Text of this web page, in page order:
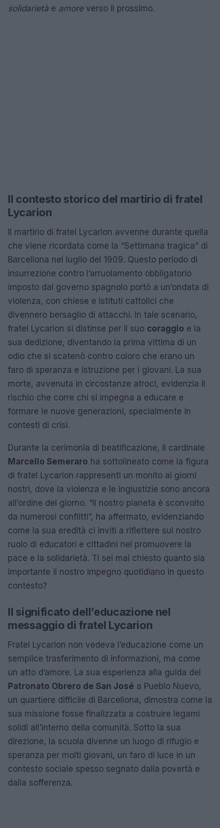
solidarietà e amoreverso il prossimo.
Il contesto storico del martirio di fratel
Lycarion
Il martirio di fratel Lycarion avvenne durante quella
che viene ricordata come la “Settimana tragica” di
Barcellona nel luglio del 1909. Questo periodo di
insurrezione contro l’arruolamento obbligatorio
imposto dal governo spagnolo portò a un’ondata di
violenza, con chiese e istituti cattolici che
divennero bersaglio di attacchi. In tale scenario,
fratel Lycarion si distinse per il suo coraggio e la
sua dedizione, diventando la prima vittima di un
odio che si scatenò contro coloro che erano un
faro di speranza e istruzione per i giovani. La sua
morte, avvenuta in circostanze atroci, evidenzia il
rischio che corre chi si impegna a educare e
formare le nuove generazioni, specialmente in
contesti di crisi.
Durante la cerimonia di beatificazione, il cardinale
Marcello Semeraro ha sottolineato come la figura
di fratel Lycarion rappresenti un monito ai giorni
nostri, dove la violenza e le ingiustizie sono ancora
all’ordine del giorno. “Il nostro pianeta è sconvolto
da numerosi conflitti”, ha affermato, evidenziando
come la sua eredità ci inviti a riflettere sul nostro
ruolo di educatori e cittadini nel promuovere la
pace e la solidarietà. Ti sei mai chiesto quanto sia
importante il nostro impegno quotidiano in questo
contesto?
Il significato dell’educazione nel
messaggio di fratel Lycarion
Fratel Lycarion non vedeva l’educazione come un
semplice trasferimento di informazioni, ma come
un atto d’amore. La sua esperienza alla guida del
Patronato Obrero de San José a Pueblo Nuevo,
un quartiere difficile di Barcellona, dimostra come la
sua missione fosse finalizzata a costruire legami
solidi all’interno della comunità. Sotto la sua
direzione, la scuola divenne un luogo di rifugio e
speranza per molti giovani, un faro di luce in un
contesto sociale spesso segnato dalla povertà e
dalla sofferenza.